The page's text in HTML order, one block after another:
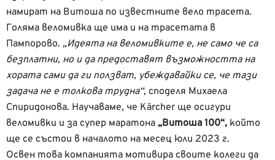
намират на Витоша по известните вело трасета.
Голяма веломивка ще има и на трасетата в
Пампорово. „Идеята на веломивките е, не само че са
безплатни, но и да предоставят възможността на
хората сами да ги ползват, убеждавайки се, че тази
задача не е толкова трудна“, споделя Михаела
Спиридонова. Научаваме, че Kärcher ще осигури
веломивки и за супер маратона „Витоша 100“, който
ще се състои в началото на месец юли 2023 г.
Освен това компанията мотивира своите колеги да